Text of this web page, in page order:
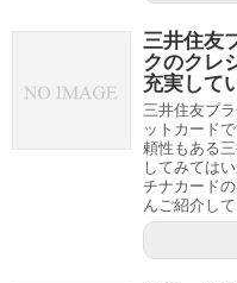
三井住友
クのクレ
充実して
三井住友プ
ットカード
頼性もある
してみては
チナカード
んご紹介して